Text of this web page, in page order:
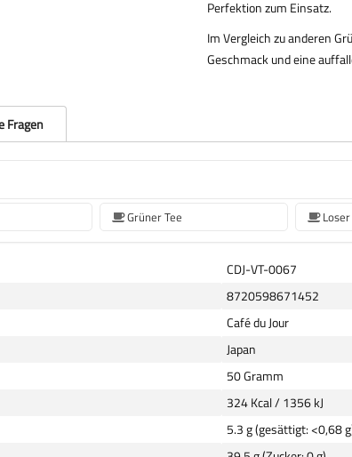
Perfektion zum Einsatz.
Im Vergleich zu anderen
Geschmack und eine
Fragen
Grüner Tee
CDJ-VT-0067
8720598671452
Café du Jour
Japan
50 Gramm
324 Kcal / 1356 kJ
5.3 g (gesättigt: <0,68